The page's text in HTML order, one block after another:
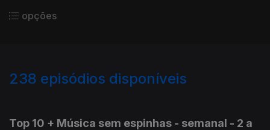
opções
238 episódios disponíveis
Top 10 + Música sem espinhas - semanal - 2 a